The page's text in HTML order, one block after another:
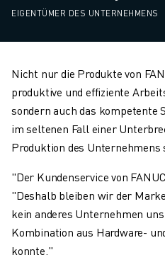
EIGENTÜMER DES UNTERNEHMENS
Nicht nur die Produkte von
produktive und effiziente
sondern auch das kompetente
im seltenen Fall einer
Produktion des Unternehmens
"Der Kundenservice von
"Deshalb bleiben wir der
kein anderes Unternehmen
Kombination aus Hardware-
konnte."